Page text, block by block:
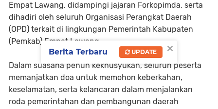
Empat Lawang, didampingi jajaran Forkopimda, serta
dihadiri oleh seluruh Organisasi Perangkat Daerah
(OPD) terkait di lingkungan Pemerintah Kabupaten
(Pemkab) Empat Lawang.
Dalam suasana penuh kekhusyukan, seluruh peserta
memanjatkan doa untuk memohon keberkahan,
keselamatan, serta kelancaran dalam menjalankan
roda pemerintahan dan pembangunan daerah
×
Berita Terbaru UPDATE